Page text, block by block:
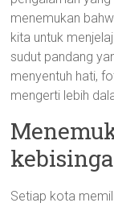
menemukan
kita untuk
sudut pandang
menyentuh hati,
mengerti lebih
Setiap kota